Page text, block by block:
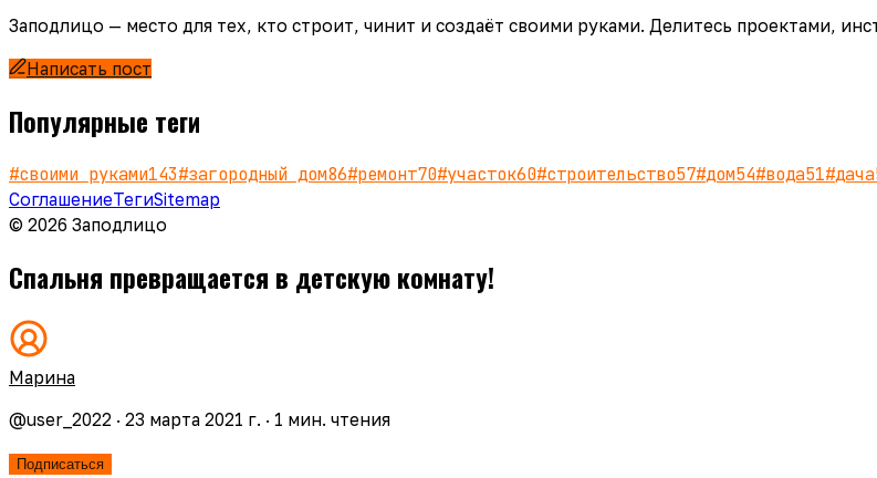
Заподлицо — место для тех, кто строит, чинит и создаёт своими руками. Делитесь проектами,
Написать пост
Популярные теги
#своими руками143#загородный дом86#ремонт70#участок60#строительство57#дом54#вода51#дача
СоглашениеТегиSitemap
© 2026 Заподлицо
Спальня превращается в детскую комнату!
Марина
@user_2022 · 23 марта 2021 г. · 1 мин. чтения
Подписаться